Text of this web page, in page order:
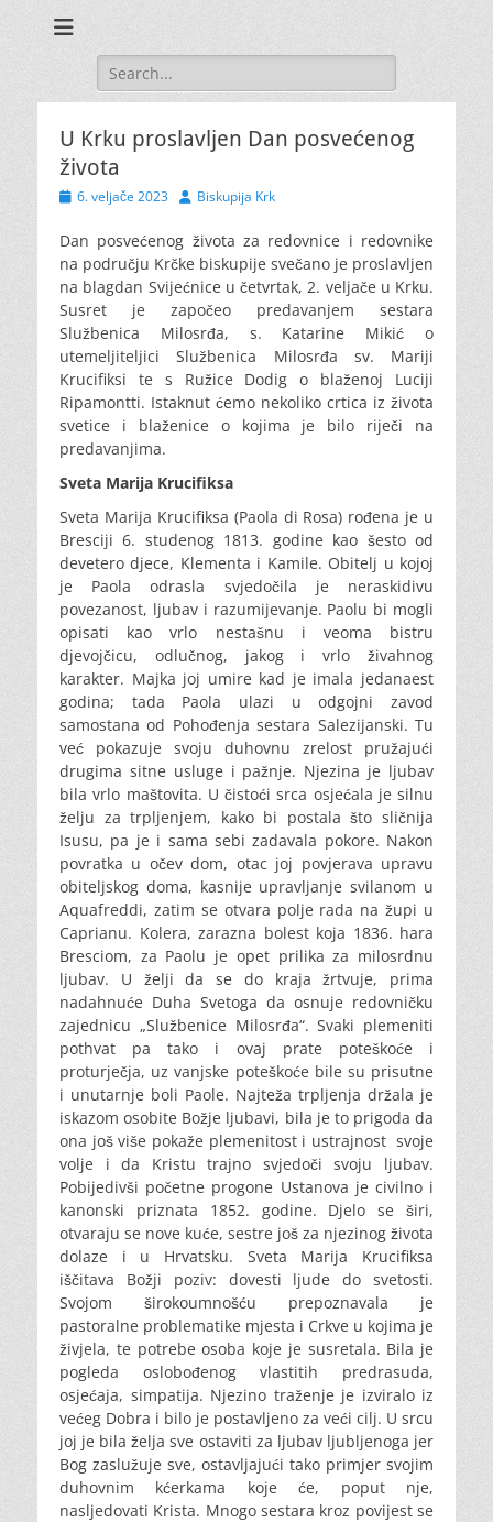
Search
for:
U Krku proslavljen Dan posvećenog
života
Posted
6. veljače 2023 AuthorBiskupija Krk
Dan posvećenog života za redovnice i redovnike
na području Krčke biskupije svečano je proslavljen
na blagdan Svijećnice u četvrtak, 2. veljače u Krku.
Susret je započeo predavanjem sestara
Službenica Milosrđa, s. Katarine Mikić o
utemeljiteljici Službenica Milosrđa sv. Mariji
Krucifiksi te s Ružice Dodig o blaženoj Luciji
Ripamontti. Istaknut ćemo nekoliko crtica iz života
svetice i blaženice o kojima je bilo riječi na
predavanjima.
Sveta Marija Krucifiksa
Sveta Marija Krucifiksa (Paola di Rosa) rođena je u
Bresciji 6. studenog 1813. godine kao šesto od
devetero djece, Klementa i Kamile. Obitelj u kojoj
je Paola odrasla svjedočila je neraskidivu
povezanost, ljubav i razumijevanje. Paolu bi mogli
opisati kao vrlo nestašnu i veoma bistru
djevojčicu, odlučnog, jakog i vrlo živahnog
karakter. Majka joj umire kad je imala jedanaest
godina; tada Paola ulazi u odgojni zavod
samostana od Pohođenja sestara Salezijanski. Tu
već pokazuje svoju duhovnu zrelost pružajući
drugima sitne usluge i pažnje. Njezina je ljubav
bila vrlo maštovita. U čistoći srca osjećala je silnu
želju za trpljenjem, kako bi postala što sličnija
Isusu, pa je i sama sebi zadavala pokore. Nakon
povratka u očev dom, otac joj povjerava upravu
obiteljskog doma, kasnije upravljanje svilanom u
Aquafreddi, zatim se otvara polje rada na župi u
Caprianu. Kolera, zarazna bolest koja 1836. hara
Bresciom, za Paolu je opet prilika za milosrdnu
ljubav. U želji da se do kraja žrtvuje, prima
nadahnuće Duha Svetoga da osnuje redovničku
zajednicu „Službenice Milosrđa“. Svaki plemeniti
pothvat pa tako i ovaj prate poteškoće i
proturječja, uz vanjske poteškoće bile su prisutne
i unutarnje boli Paole. Najteža trpljenja držala je
iskazom osobite Božje ljubavi, bila je to prigoda da
ona još više pokaže plemenitost i ustrajnost svoje
volje i da Kristu trajno svjedoči svoju ljubav.
Pobijedivši početne progone Ustanova je civilno i
kanonski priznata 1852. godine. Djelo se širi,
otvaraju se nove kuće, sestre još za njezinog života
dolaze i u Hrvatsku. Sveta Marija Krucifiksa
iščitava Božji poziv: dovesti ljude do svetosti.
Svojom širokoumnošću prepoznavala je
pastoralne problematike mjesta i Crkve u kojima je
živjela, te potrebe osoba koje je susretala. Bila je
pogleda oslobođenog vlastitih predrasuda,
osjećaja, simpatija. Njezino traženje je izviralo iz
većeg Dobra i bilo je postavljeno za veći cilj. U srcu
joj je bila želja sve ostaviti za ljubav ljubljenoga jer
Bog zaslužuje sve, ostavljajući tako primjer svojim
duhovnim kćerkama koje će, poput nje,
nasljedovati Krista. Mnogo sestara kroz povijest se